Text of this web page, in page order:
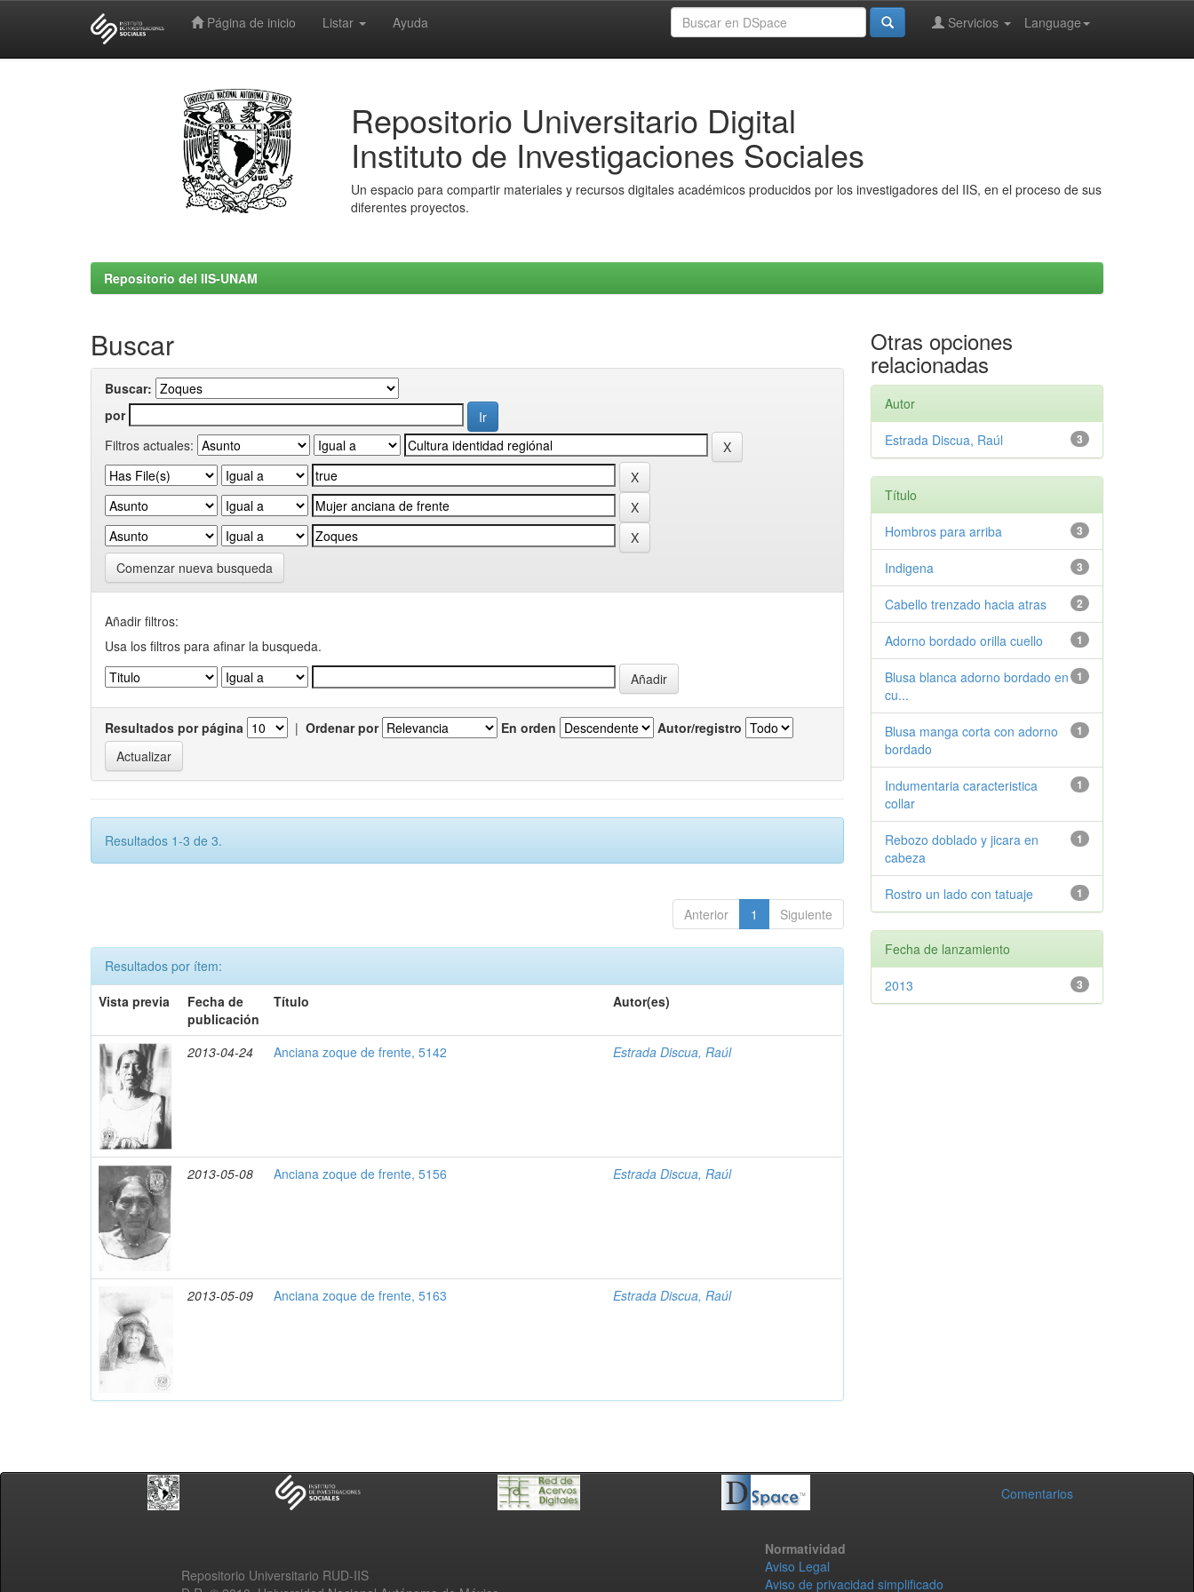
Página de inicio Listar Ayuda Language
Servicios
Repositorio Universitario Digital
Instituto de Investigaciones Sociales
Un espacio para compartir materiales y recursos digitales académicos producidos por los investigadores del IIS, en el proceso de sus
diferentes proyectos.
Repositorio del IIS-UNAM
Buscar
Buscar:
por
Filtros actuales:
Comenzar nueva busqueda
Añadir filtros:
Usa los filtros para afinar la busqueda.
Resultados por página | Ordenar por En orden Autor/registro
Resultados 1-3 de 3.
Anterior 1 Siguiente
Resultados por ítem:
Vista previa
Fecha de
publicación
Título Autor(es)
2013-04-24 Anciana zoque de frente, 5142 Estrada Discua, Raúl
2013-05-08 Anciana zoque de frente, 5156 Estrada Discua, Raúl
2013-05-09 Anciana zoque de frente, 5163 Estrada Discua, Raúl
Otras opciones
relacionadas
Autor
3
Estrada Discua, Raúl
Título
3
Hombros para arriba
3
Indigena
2
Cabello trenzado hacia atras
1
Adorno bordado orilla cuello
1
Blusa blanca adorno bordado en
cu...
1
Blusa manga corta con adorno
bordado
1
Indumentaria caracteristica
collar
1
Rebozo doblado y jicara en
cabeza
1
Rostro un lado con tatuaje
Fecha de lanzamiento
3
2013
Comentarios
Repositorio Universitario RUD-IIS
Normatividad
Aviso Legal
Aviso de privacidad simplificado